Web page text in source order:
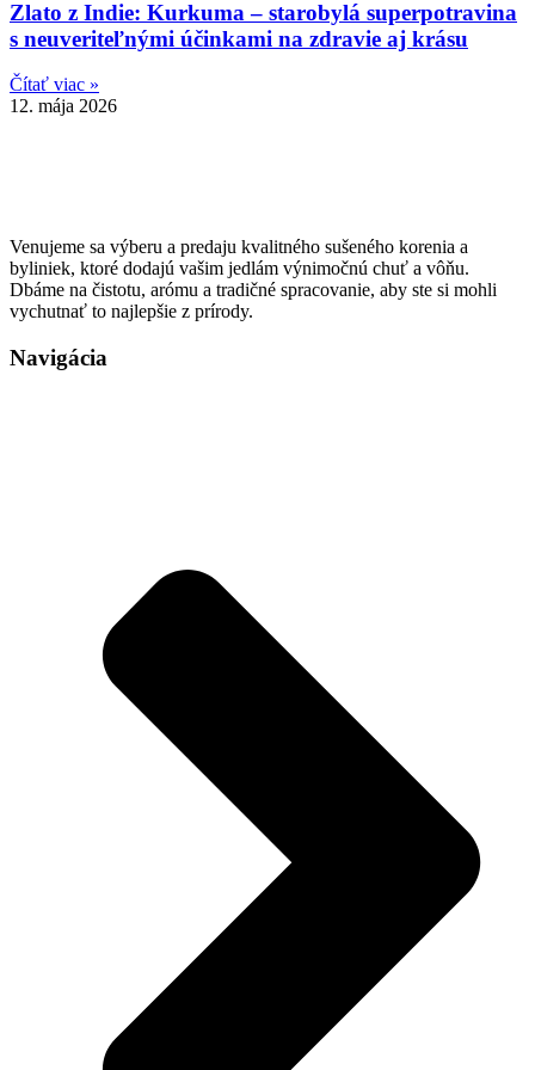
Zlato z Indie: Kurkuma – starobylá superpotravina
s neuveriteľnými účinkami na zdravie aj krásu
Čítať viac »
12. mája 2026
Venujeme sa výberu a predaju kvalitného sušeného korenia a
byliniek, ktoré dodajú vašim jedlám výnimočnú chuť a vôňu.
Dbáme na čistotu, arómu a tradičné spracovanie, aby ste si mohli
vychutnať to najlepšie z prírody.
Navigácia